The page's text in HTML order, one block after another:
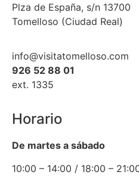
Plza de España, s/n 13700
Tomelloso (Ciudad Real)
info@visitatomelloso.com
926 52 88 01
ext. 1335
Horario
De martes a sábado
10:00 – 14:00 / 18:00 –